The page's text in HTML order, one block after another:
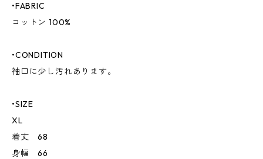
•FABRIC
コットン 100%
•CONDITION
袖口に少し汚れあります。
•SIZE
XL
着丈 68
身幅 66